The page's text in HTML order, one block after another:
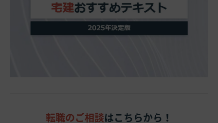
転職のご相談はこちらから！